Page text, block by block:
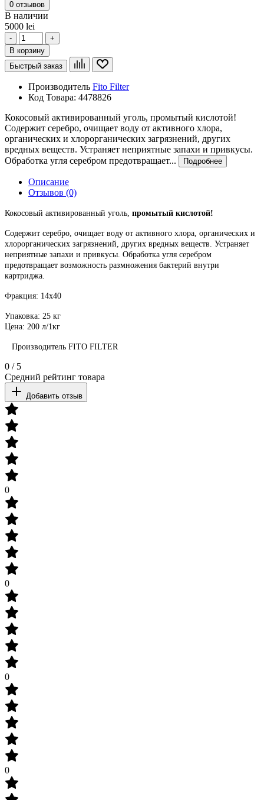
0 отзывов
В наличии
5000 lei
-
+
В корзину
Быстрый заказ
Производитель Fito Filter
Код Товара: 4478826
Кокосовый активированный уголь, промытый кислотой!
Содержит серебро, очищает воду от активного хлора,
органических и хлорорганических загрязнений, других
вредных веществ. Устраняет неприятные запахи и привкусы.
Обработка угля серебром предотвращает...
Подробнее
Описание
Отзывов (0)
Кокосовый активированный уголь, промытый кислотой!
Содержит серебро, очищает воду от активного хлора, органических и
хлорорганических загрязнений, других вредных веществ. Устраняет
неприятные запахи и привкусы. Обработка угля серебром
предотвращает возможность размножения бактерий внутри
картриджа.
Фракция: 14x40
Упаковка: 25 кг
Цена: 200 л/1кг
Производитель FITO FILTER
0 / 5
Средний рейтинг товара
Добавить отзыв
0
0
0
0